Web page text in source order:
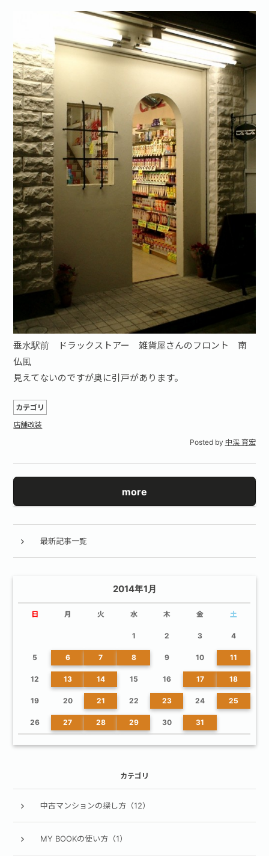
垂水駅前 ドラックストアー 雑貨屋さんのフロント 南
仏風
見えてないのですが奥に引戸があります。
カテゴリ
店舗改装
Posted by 中渓 育宏
more
最新記事一覧
2014年1月
日 月 火 水 木 金 土
1 2 3 4
5 6 7 8 9 10 11
12 13 14 15 16 17 18
19 20 21 22 23 24 25
26 27 28 29 30 31
カテゴリ
中古マンションの探し方（12）
MY BOOKの使い方（1）